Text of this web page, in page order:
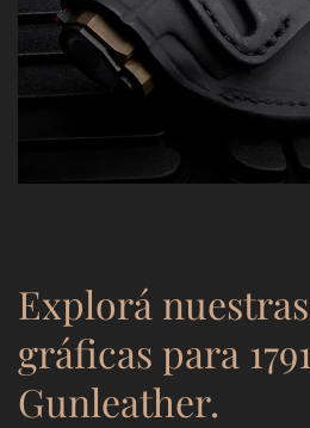
Explorá
gráficas para 1791
Gunleather.